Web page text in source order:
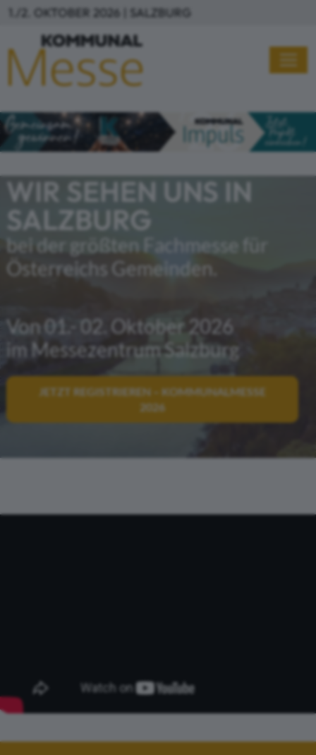
Direkt zum Inhalt
1./2. OKTOBER 2026 | SALZBURG
WIR SEHEN UNS IN
SALZBURG
bei der größten Fachmesse für
Österreichs Gemeinden.
Von 01.- 02. Oktober 2026
im Messezentrum Salzburg
JETZT REGISTRIEREN – KOMMUNALMESSE
2026